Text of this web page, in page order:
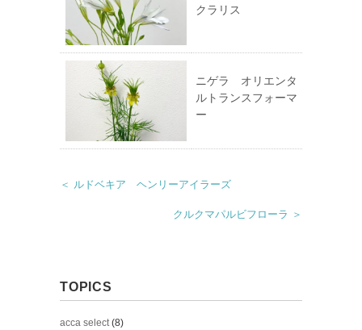
クラリス
ニゲラ オリエンタ
ルトランスフォーマ
ー
＜ ルドベキア ヘンリーアイラーズ
クルクマパルビフローラ ＞
TOPICS
acca select(8)